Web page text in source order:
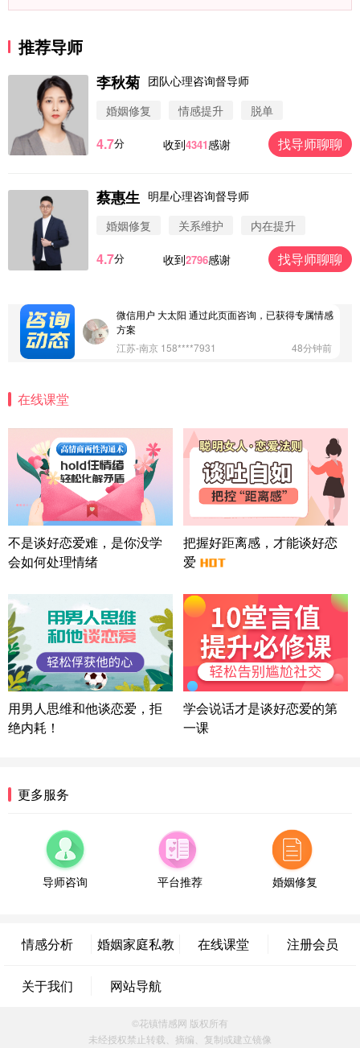
推荐导师
李秋菊 团队心理咨询督导师
婚姻修复
情感提升 脱单
4.7分 收到4341感谢 找导师聊聊
蔡惠生 明星心理咨询督导师
婚姻修复
关系维护 内在提升
4.7分 收到2796感谢 找导师聊聊
微信用户 圆圈 通过此页面咨询，已获得专属情感方
案
微信用户 Vnno 通过此页面咨询，已获得专属情感方
微信用户 大太阳 通过此页面咨询，已获得专属情感
方案
江苏-南京 158****7931
48分钟前
情感方案
北京-朝阳 151****3189
22分钟前
微信用户 巧?媚儿 通过此页面咨询，已获得专属情感
方案
上海-浦东 177****9074
56分钟前
微信用户 Liberty 通过此页面咨询，已获得专属情感
方案
广东-广州 188****5632
湖北-武汉 135****7410
41分钟前
微信用户 困困魚? 通过此页面咨询，已获得专属情感
方案
陕西-西安 139****6283
3分钟前
情感方案
浙江-宁波 150****8921
福建-厦门 159****4462
53分钟前
微信用户 凌乱小羊 通过此页面咨询，已获得专属情
辽宁-大连 176****2843
39分钟前
属情感方案
微信用户 墨笙 通过此页面咨询，已获得专属情感方
案
在线课堂
不是谈好恋爱难，是你没学
会如何处理情绪
把握好距离感，才能谈好恋
爱
用男人思维和他谈恋爱，拒
绝内耗！
学会说话才是谈好恋爱的第
一课
更多服务
导师咨询 平台推荐 婚姻修复
情感分析 婚姻家庭私教 在线课堂 注册会员
关于我们 网站导航
©花镇情感网 版权所有
未经授权禁止转载、摘编、复制或建立镜像